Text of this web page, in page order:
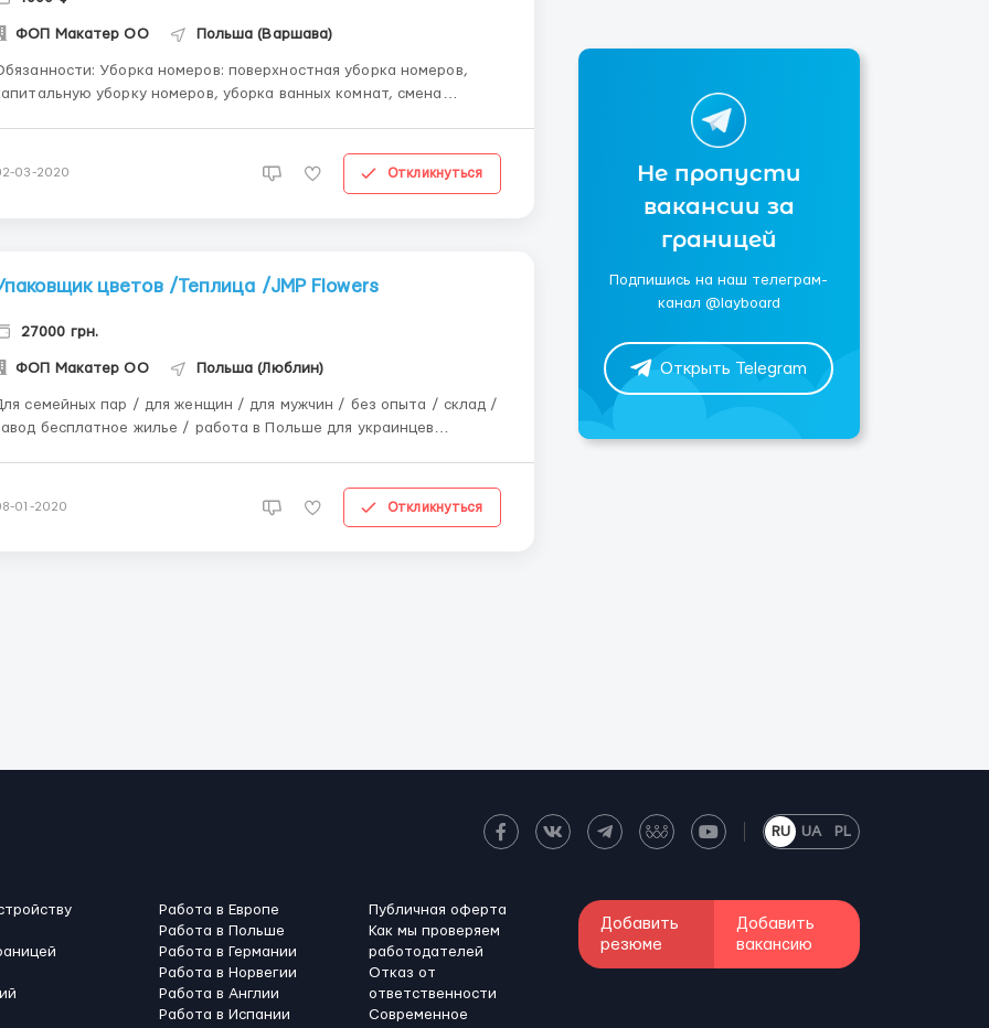
ФОП Макатер ОО Польша (Варшава)
Уборка номеров: поверхностная уборка номеров,
уборку номеров, уборка ванных комнат, смена
10 злотых / ч и выплачивается во вторую зарплату,
03-2020 Откликнуться
цветов /Теплица /JMP Flowers
27000 грн.
ФОП Макатер ОО Польша (Люблин)
семейных пар / для женщин / для мужчин / без опыта / склад /
бесплатное жилье / работа в Польше для украинцев
выращивания. Лидер рынка среди производи...
01-2020 Откликнуться
Не пропусти
вакансии за
границей
Подпишись на наш телеграм-
канал @layboard
Открыть Telegram
RU UA PL
Работа в Европе
Работа в Польше
Работа в Германии
Работа в Норвегии
Работа в Англии
Работа в Испании
Публичная оферта
Как мы проверяем
работодателей
Отказ от
ответственности
Современное
Добавить
резюме
Добавить
вакансию